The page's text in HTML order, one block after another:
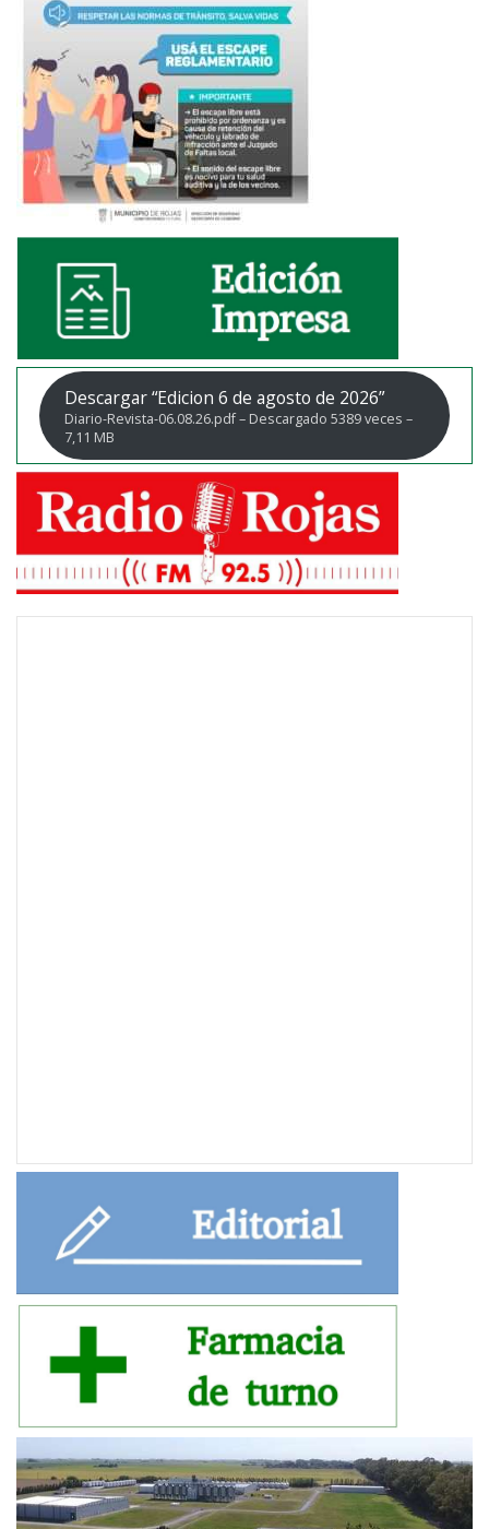
Descargar “Edicion 6 de agosto de 2026”
Diario-Revista-06.08.26.pdf – Descargado 5389 veces –
7,11 MB